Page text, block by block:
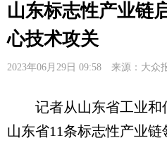
山东标志性产业链
心技术攻关
2023年06月29日 09:58 来源：大众
记者从山东省工业和
山东省11条标志性产业